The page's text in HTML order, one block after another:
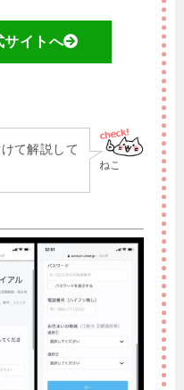
サイトへ
ねこ
て解説して